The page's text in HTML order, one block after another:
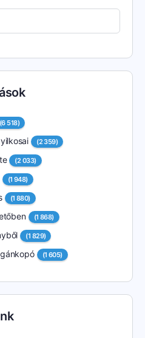
(6 518)
(2 359)
(2 033)
(1 948)
(1 880)
(1 868)
(1 829)
(1 605)